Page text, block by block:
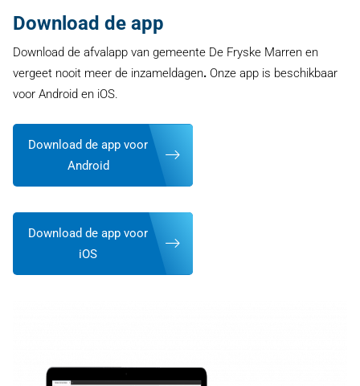
Download de app
Download de afvalapp van gemeente De Fryske Marren en
vergeet nooit meer de inzameldagen. Onze app is beschikbaar
voor Android en iOS.
Download de app voor
Android
Download de app voor
iOS